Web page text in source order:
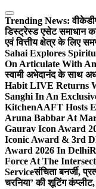
Skip
to
content
Trending News:
डिस्ट्रेस्ड एसेट समाधान
एवं वित्तीय क्षेत्र के लिए
Sahai Explores
On Articulate With
स्वामी अभेदानंद के साथ
Habit LIVE Returns
Sanghi In An
KitchenAAFT Hosts
Aruna Babbar At
Gaurav Icon Award
Iconic Award & 3rd
Award 2026 In Delhi
Force At The
Serviceसंचिता बनर्जी,
चरनिया’ की शूटिंग